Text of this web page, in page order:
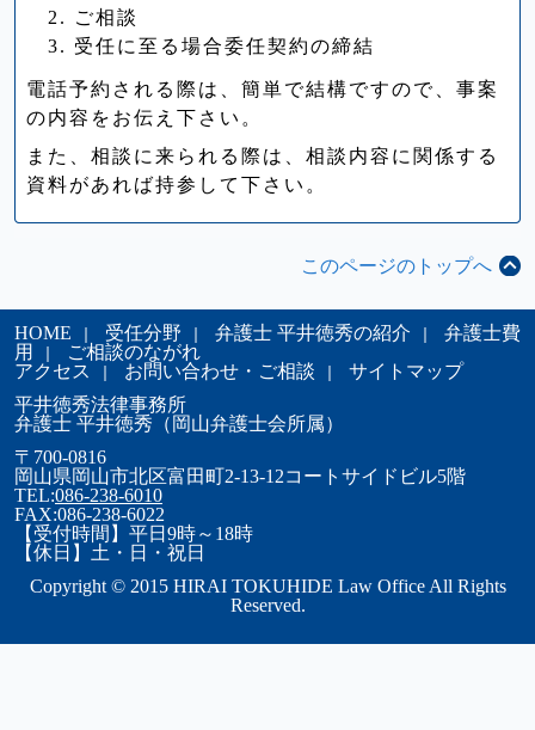
ご相談
受任に至る場合委任契約の締結
電話予約される際は、簡単で結構ですので、事案
の内容をお伝え下さい。
また、相談に来られる際は、相談内容に関係する
資料があれば持参して下さい。
このページのトップへ
HOME 受任分野 弁護士 平井徳秀の紹介
弁護士費
用
ご相談のながれ
アクセス
お問い合わせ・ご相談
サイトマップ
平井徳秀法律事務所
弁護士 平井徳秀（岡山弁護士会所属）
〒700-0816
岡山県岡山市北区富田町2-13-12コートサイドビル5階
TEL:086-238-6010
FAX:086-238-6022
【受付時間】平日9時～18時
【休日】土・日・祝日
Copyright © 2015 HIRAI TOKUHIDE Law Office All Rights
Reserved.